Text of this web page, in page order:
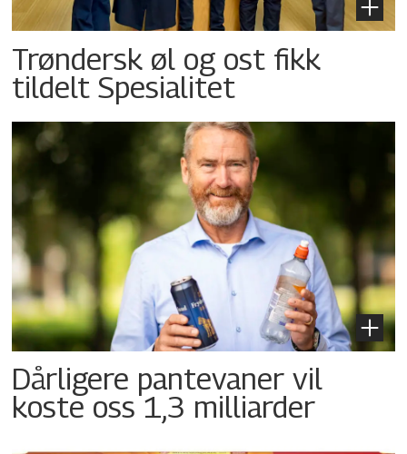
Trøndersk øl og ost fikk
tildelt Spesialitet
Dårligere pantevaner vil
koste oss 1,3 milliarder